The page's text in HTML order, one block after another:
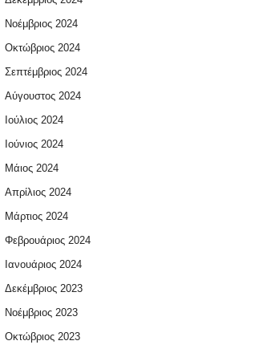
Νοέμβριος 2024
Οκτώβριος 2024
Σεπτέμβριος 2024
Αύγουστος 2024
Ιούλιος 2024
Ιούνιος 2024
Μάιος 2024
Απρίλιος 2024
Μάρτιος 2024
Φεβρουάριος 2024
Ιανουάριος 2024
Δεκέμβριος 2023
Νοέμβριος 2023
Οκτώβριος 2023